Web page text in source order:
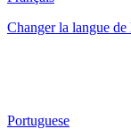
Changer la langue
Portuguese